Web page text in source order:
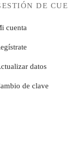
DE
cuenta
datos
de clave